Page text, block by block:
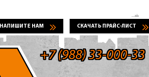
НАПИШИТЕ НАМ СКАЧАТЬ ПРАЙС-ЛИСТ
+7 (988) 33-000-33